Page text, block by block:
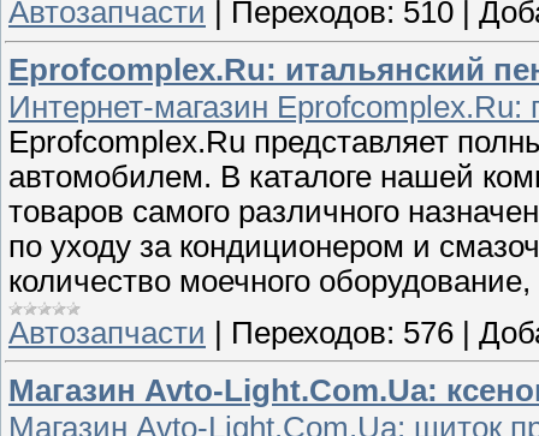
Автозапчасти
Переходов: 510
Eprofcomplex.Ru: итальянский
Интернет-магазин Eprofcomplex.Ru:
Eprofcomplex.Ru представляет
автомобилем. В каталоге нашей
товаров самого различного
по уходу за кондиционером и
количество моечного
Автозапчасти
Переходов: 576
Магазин Avto-Light.Com.Ua:
Магазин Avto-Light.Com.Ua: щиток